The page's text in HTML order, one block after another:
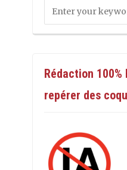
Rédaction
repérer des